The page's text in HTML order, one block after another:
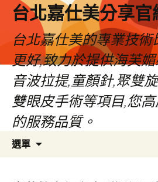
內
台北嘉仕美分享官
台北嘉仕美的專業技
更好,致力於提供海芙
音波拉提,童顏針,聚雙
雙眼皮手術等項目,您
的服務品質。
選單